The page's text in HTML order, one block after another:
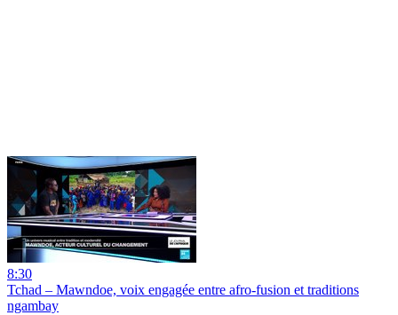
8:30
Tchad – Mawndoe, voix engagée entre afro-fusion et traditions
ngambay